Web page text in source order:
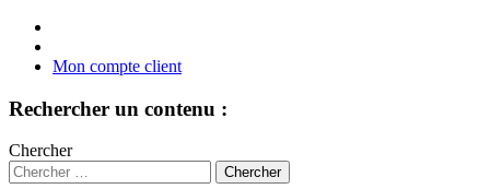
Mon compte client
Rechercher un contenu :
Chercher